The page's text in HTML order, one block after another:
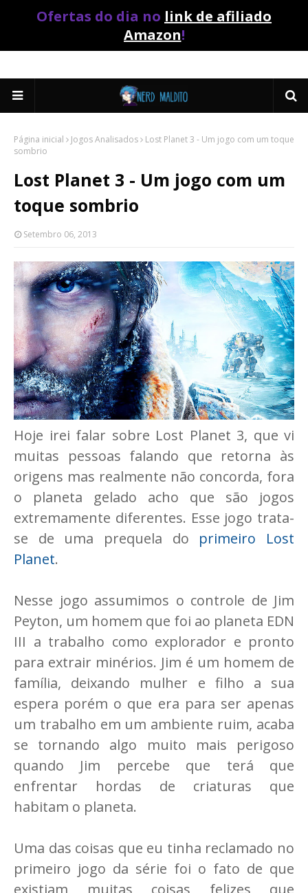
Ofertas do dia no link de afiliado
Amazon!
Página inicial Jogos Analisados
Lost Planet 3 - Um jogo com um toque
sombrio
Lost Planet 3 - Um jogo com um
toque sombrio
Setembro 06, 2013
Hoje irei falar sobre Lost Planet 3, que vi
muitas pessoas falando que retorna às
origens mas realmente não concorda, fora
o planeta gelado acho que são jogos
extremamente diferentes. Esse jogo trata-
se de uma prequela do primeiro Lost
Planet.
Nesse jogo assumimos o controle de Jim
Peyton, um homem que foi ao planeta EDN
III a trabalho como explorador e pronto
para extrair minérios. Jim é um homem de
família, deixando mulher e filho a sua
espera porém o que era para ser apenas
um trabalho em um ambiente ruim, acaba
se tornando algo muito mais perigoso
quando Jim percebe que terá que
enfrentar hordas de criaturas que
habitam o planeta.
Uma das coisas que eu tinha reclamado no
primeiro jogo da série foi o fato de que
existiam muitas coisas felizes que